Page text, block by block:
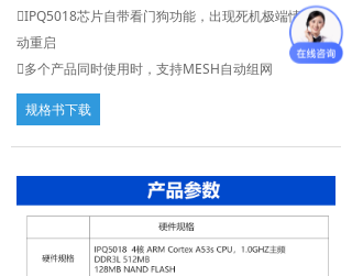
IPQ5018芯片自带看门狗功能，出现死机极端情况自
动重启
多个产品同时使用时，支持MESH自动组网
规格书下载